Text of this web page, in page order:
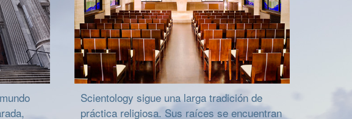
Scientology sigue una larga tradición de
práctica religiosa. Sus raíces se encuentran